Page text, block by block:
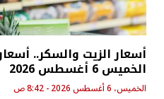
أسعار الزيت والسكر..
الخميس 6 أغسطس 2026
الخميس، 6 أغسطس 2026 - 8:42 ص